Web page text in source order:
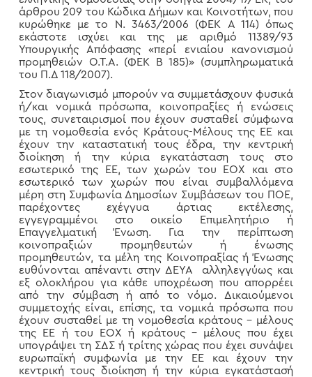
άρθρου 209 του Κώδικα Δήμων και Κοινοτήτων, που
κυρώθηκε με το Ν. 3463/2006 (ΦΕΚ Α 114) όπως
εκάστοτε ισχύει και της με αριθμό 11389/93
Υπουργικής Απόφασης «περί ενιαίου κανονισμού
προμηθειών Ο.Τ.Α. (ΦΕΚ Β 185)» (συμπληρωματικά
του Π.Δ 118/2007).
Στον διαγωνισμό μπορούν να συμμετάσχουν φυσικά
ή/και νομικά πρόσωπα, κοινοπραξίες ή ενώσεις
τους, συνεταιρισμοί που έχουν συσταθεί σύμφωνα
με τη νομοθεσία ενός Κράτους-Μέλους της ΕΕ και
έχουν την καταστατική τους έδρα, την κεντρική
διοίκηση ή την κύρια εγκατάσταση τους στο
εσωτερικό της ΕΕ, των χωρών του ΕΟΧ και στο
εσωτερικό των χωρών που είναι συμβαλλόμενα
μέρη στη Συμφωνία Δημοσίων Συμβάσεων του ΠΟΕ,
παρέχοντες εχέγγυα άρτιας εκτέλεσης,
εγγεγραμμένοι στο οικείο Επιμελητήριο ή
Επαγγελματική Ένωση. Για την περίπτωση
κοινοπραξιών προμηθευτών ή ένωσης
προμηθευτών, τα μέλη της Κοινοπραξίας ή Ένωσης
ευθύνονται απέναντι στην ΔΕΥΑ αλληλεγγύως και
εξ ολοκλήρου για κάθε υποχρέωση που απορρέει
από την σύμβαση ή από το νόμο. Δικαιούμενοι
συμμετοχής είναι, επίσης, τα νομικά πρόσωπα που
έχουν συσταθεί με τη νομοθεσία κράτους – μέλους
της ΕΕ ή του ΕΟΧ ή κράτους – μέλους που έχει
υπογράψει τη ΣΔΣ ή τρίτης χώρας που έχει συνάψει
ευρωπαϊκή συμφωνία με την ΕΕ και έχουν την
κεντρική τους διοίκηση ή την κύρια εγκατάστασή